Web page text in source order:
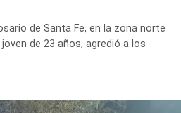
de Santa Fe, en la zona norte
de 23 años, agredió a los